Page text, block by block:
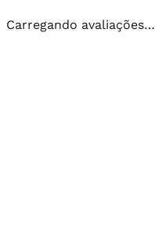
Carregando avaliações…